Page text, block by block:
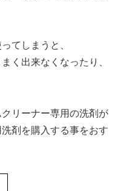
てしまうと、
く出来なくなったり、
リーナー専用の洗剤が
剤を購入する事をおす